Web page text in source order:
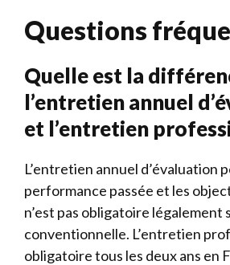
Questions
Quelle est la
l’entretien annuel
et l’entretien
L’entretien annuel d’évaluation
performance passée et les
n’est pas obligatoire légalement
conventionnelle. L’entretien
obligatoire tous les deux ans en